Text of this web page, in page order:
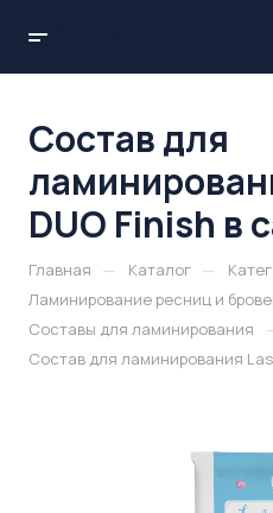
Состав для
DUO Finish в
Главная — Каталог —
Ламинирование ресниц и
Составы для ламинирования
Состав для ламинирования